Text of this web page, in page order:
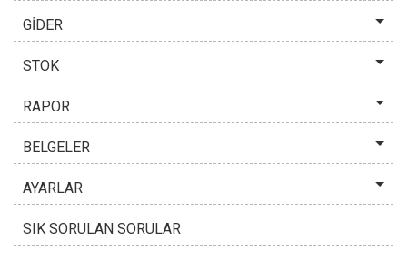
GİDER
STOK
RAPOR
BELGELER
AYARLAR
SIK SORULAN SORULAR